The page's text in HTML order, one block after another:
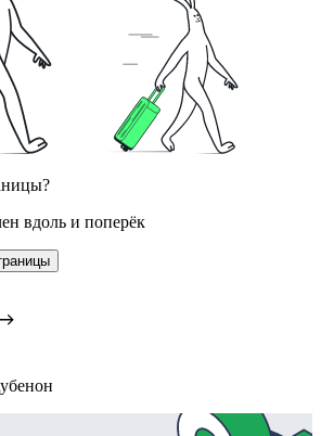
вдоль и поперёк